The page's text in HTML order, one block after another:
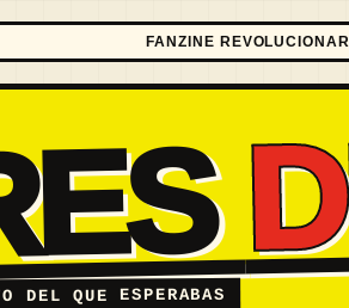
FANZINE
DEL QUE ESPERABAS